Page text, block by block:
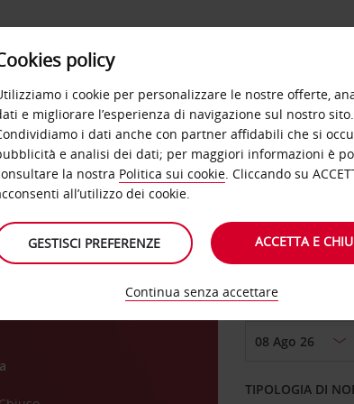
OFFERTE
Scegli una
DAL GIORNO
TIPOLOGIA DI
policy
i cookie per personalizzare le nostre offerte,
e migliorare l’esperienza di navigazione sul nostro sito.
i dati anche con partner affidabili che si
e analisi dei dati; per maggiori informazioni è
la nostra Politica sui cookie. Cliccando su
all’utilizzo dei cookie.
GESTISCI PREFERENZE ACCETTA E
Continua senza accettare